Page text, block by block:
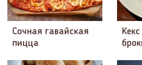
Сочная гавайская
пицца